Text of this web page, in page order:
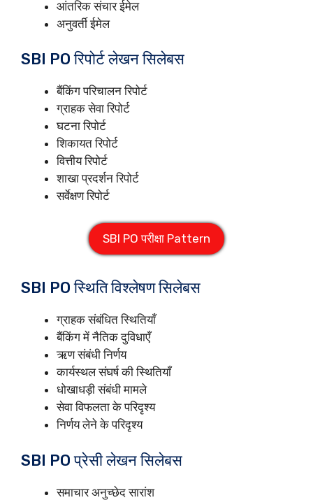
आंतरिक संचार ईमेल
अनुवर्ती ईमेल
SBI PO रिपोर्ट लेखन सिलेबस
बैंकिंग परिचालन रिपोर्ट
ग्राहक सेवा रिपोर्ट
घटना रिपोर्ट
शिकायत रिपोर्ट
वित्तीय रिपोर्ट
शाखा प्रदर्शन रिपोर्ट
सर्वेक्षण रिपोर्ट
SBI PO परीक्षा Pattern
SBI PO स्थिति विश्लेषण सिलेबस
ग्राहक संबंधित स्थितियाँ
बैंकिंग में नैतिक दुविधाएँ
ऋण संबंधी निर्णय
कार्यस्थल संघर्ष की स्थितियाँ
धोखाधड़ी संबंधी मामले
सेवा विफलता के परिदृश्य
निर्णय लेने के परिदृश्य
SBI PO प्रेसी लेखन सिलेबस
समाचार अनुच्छेद सारांश